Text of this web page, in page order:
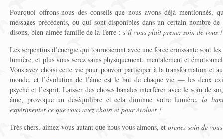
Pourquoi offrons-nous des conseils que nous avons déjà mentionnés,
messages précédents, ou qui sont disponibles dans un certain nombre
disons, bien-aimée famille de la Terre : s’il vous plaît prenez soin de vous !
Les serpentins d’énergie qui tournoieront avec une force croissante sont
lumière, et plus vous serez sains physiquement, mentalement et
Vous avez choisi cette vie pour pouvoir participer à la transformation et
monde, et l’évolution de l’âme est le but de chaque vie — les deux
psyché et l’esprit. Laisser des choses banales interférer avec le soin de
âme, provoque un déséquilibre et cela diminue votre lumière, la
expérimenter ce que vous avez choisi et pour évoluer !
Très chers, aimez-vous autant que nous vous aimons, et prenez soin de